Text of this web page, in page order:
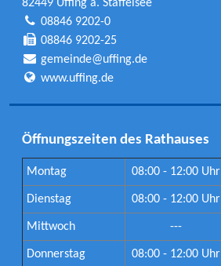
82449 Uffing a. Staffelsee
08846 9202-0
08846 9202-25
gemeinde@uffing.de
www.uffing.de
Öffnungszeiten des Rathauses
Montag 08:00 - 12:00 Uhr
Dienstag 08:00 - 12:00 Uhr
Mittwoch ---
Donnerstag 08:00 - 12:00 Uhr